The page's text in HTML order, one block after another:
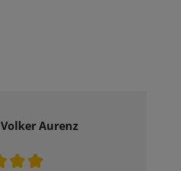
Volker Aurenz